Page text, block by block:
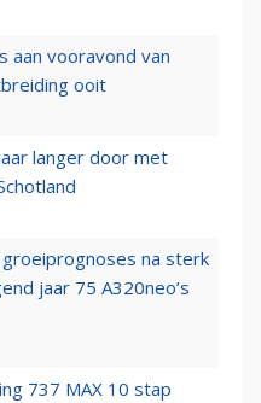
aan vooravond van
ooit
langer door met
na sterk
jaar 75 A320neo’s
737 MAX 10 stap